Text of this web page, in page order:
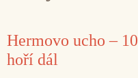
Hermovo ucho –
hoří dál